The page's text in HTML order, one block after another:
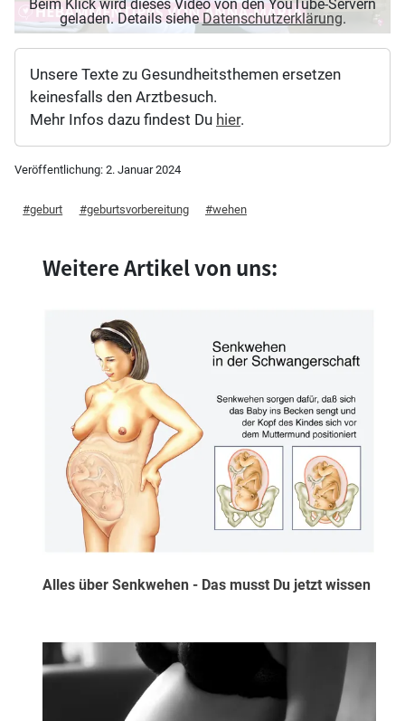
Beim Klick wird dieses Video von den YouTube-Servern
geladen. Details siehe Datenschutzerklärung.
Unsere Texte zu Gesundheitsthemen ersetzen
keinesfalls den Arztbesuch.
Mehr Infos dazu findest Du hier.
Veröffentlichung: 2. Januar 2024
geburt geburtsvorbereitung wehen
Weitere Artikel von uns:
Alles über Senkwehen - Das musst Du jetzt wissen